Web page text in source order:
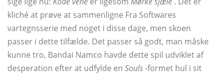
kliché at prøve at sammenligne Fra Softwares
vartegnsserie med noget i disse dage, men skoen
passer i dette tilfælde. Det passer så godt, man måske
kunne tro, Bandai Namco havde dette spil udviklet af
desperation efter at udfylde en Souls-formet hul i sit